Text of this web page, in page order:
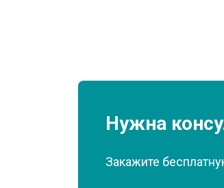
Нужна
Закажите